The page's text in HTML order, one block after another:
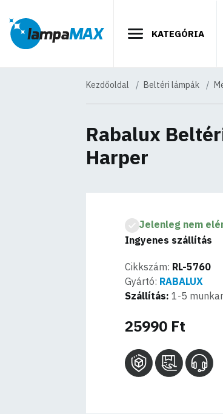
KATEGÓRIA
Kezdőoldal Beltéri lámpák
Rabalux
Harper
Jelenleg nem
Ingyenes szállítás
Cikkszám: RL-5760
Gyártó: RABALUX
Szállítás: 1-5
25990 Ft